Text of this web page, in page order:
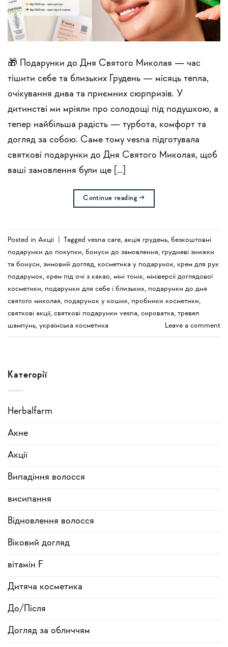
🎁 Подарунки до Дня Святого Миколая — час
тішити себе та близьких Грудень — місяць тепла,
очікування дива та приємних сюрпризів. У
дитинстві ми мріяли про солодощі під подушкою, а
тепер найбільша радість — турбота, комфорт та
догляд за собою. Саме тому vesna підготувала
святкові подарунки до Дня Святого Миколая, щоб
ваші замовлення були ще […]
Continue reading→
Posted in Акції Tagged vesna care, акція грудень, безкоштовні
подарунки до покупки, бонуси до замовлення, грудневі знижки
та бонуси, зимовий догляд, косметика у подарунок, крем для рук
подарунок, крем під очі з какао, міні тонік, мініверсії доглядової
косметики, подарунки для себе і близьких, подарунки до дня
святого миколая, подарунок у кошик, пробники косметики,
святкові акції, святкові подарунки vesna, сироватка, тревел
шампунь, українська косметика Leave a comment
Категорії
Herbalfarm
Акне
Акції
Випадіння волосся
висипання
Відновлення волосся
Віковий догляд
вітамін F
Дитяча косметика
До/Після
Догляд за обличчям